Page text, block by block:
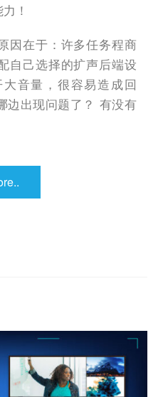
！
因在于：许多任务程商
自己选择的扩声后端设
音量，很容易造成回
边出现问题了？ 有没有